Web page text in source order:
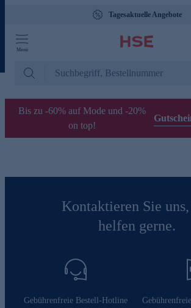
Tagesaktuelle Angebote
Menü
Bis zu -60% auf Mode und -20%
on top!
Kontaktieren Sie
helfen gerne.
Gebührenfreie Bestell-Hotline